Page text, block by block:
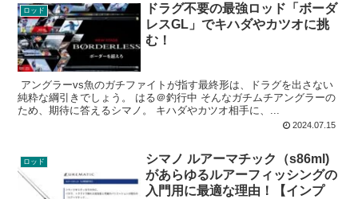
ロッド
ドラグ不要の最強ロッド「ボーダ
レスGL」でキハダやカツオに挑
む！
アングラーvs魚のガチファイトが指す最終形は、ドラグを出さない
純粋な綱引きでしょう。 はる＠釣行中 そんなガチムチアングラーの
ため、期待に答えるシマノ。 キハダやカツオ相手に、...
2024.07.15
ロッド
シマノ ルアーマチック（s86ml)
があらゆるルアーフィッシングの
入門用に最適な理由！【インプ